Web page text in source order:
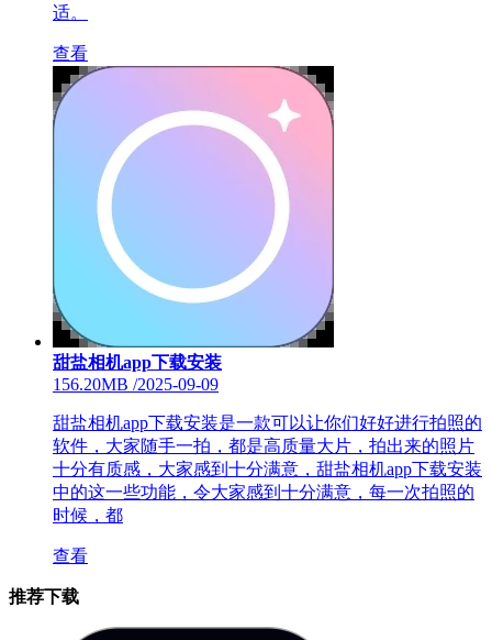
适。
查看
甜盐相机app下载安装
156.20MB /2025-09-09
甜盐相机app下载安装是一款可以让你们好好进行拍照的
软件，大家随手一拍，都是高质量大片，拍出来的照片
十分有质感，大家感到十分满意，甜盐相机app下载安装
中的这一些功能，令大家感到十分满意，每一次拍照的
时候，都
查看
推荐下载